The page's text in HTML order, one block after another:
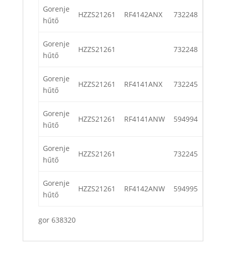
Gorenje
hűtő
HZZS21261 RF4142ANX 732248
Gorenje
hűtő
HZZS21261 732248
Gorenje
hűtő
HZZS21261 RF4141ANX 732245
Gorenje
hűtő
HZZS21261 RF4141ANW 594994
Gorenje
hűtő
HZZS21261 732245
Gorenje
hűtő
HZZS21261 RF4142ANW 594995
gor 638320